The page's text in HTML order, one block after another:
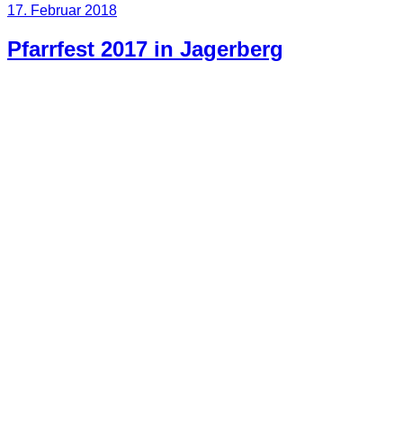
Veröffentlicht
17. Februar 2018
Pfarrfest 2017 in Jagerberg